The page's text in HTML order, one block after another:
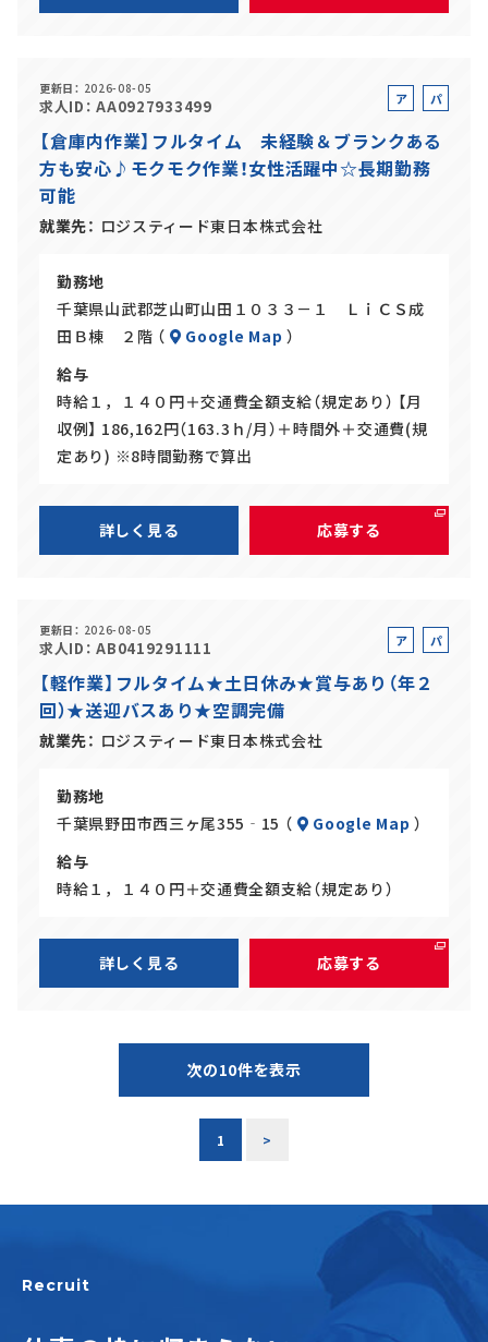
更新日 2026-08-05
求人ID AA0927933499
ア
バ
イ
パ
ト
【倉庫内作業】フルタイム 未経験＆ブランクある
方も安心♪モクモク作業！女性活躍中☆長期勤務
可能
就業先 ロジスティード東日本株式会社
勤務地
千葉県山武郡芝山町山田１０３３－１ ＬｉＣＳ成
田Ｂ棟 ２階 （
Google Map ）
給与
時給１，１４０円＋交通費全額支給（規定あり） 【月
収例】 186,162円（163.3ｈ/月）＋時間外＋交通費(規
定あり) ※8時間勤務で算出
詳しく見る 応募する
更新日 2026-08-05
求人ID AB0419291111
ア
バ
パ
【軽作業】フルタイム★土日休み★賞与あり（年２
回）★送迎バスあり★空調完備
就業先 ロジスティード東日本株式会社
勤務地
千葉県野田市西三ヶ尾355‐15 （
Google Map ）
給与
時給１，１４０円＋交通費全額支給（規定あり）
詳しく見る 応募する
次の10件を表示
1 >
Recruit